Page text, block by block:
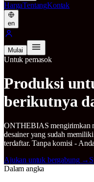
HargaTentangKontak
en
Mulai
Untuk pemasok
Produksi
berikutnya
ONTHEBIAS mengirimkan
desainer yang sudah
terdaftar. Tanpa komisi -
Ajukan untuk bergabung→
Dalam angka